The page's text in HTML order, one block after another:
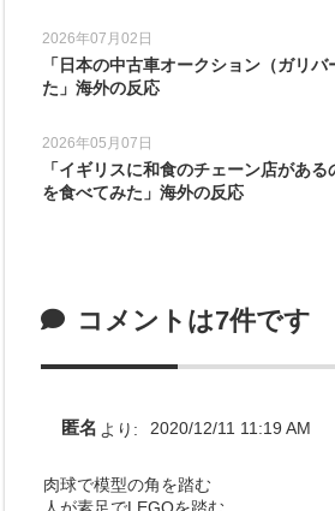
2026年07月02日
「日本の中古車オークション（ガリ
た」海外の反応
2026年05月07日
「イギリスに和食のチェーン店があ
を食べてみた」海外の反応
コメントは7件です
匿名 より: 2020/12/11 11:19 AM
肉球で模型の角を踏む
人が素足でLEGOを踏む